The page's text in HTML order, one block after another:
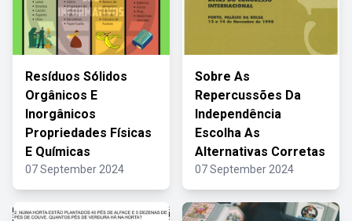
Resíduos Sólidos
Orgânicos E
Inorgânicos
Propriedades Físicas
E Químicas
07 September 2024
Sobre As
Repercussões Da
Independência
Escolha As
Alternativas Corretas
07 September 2024